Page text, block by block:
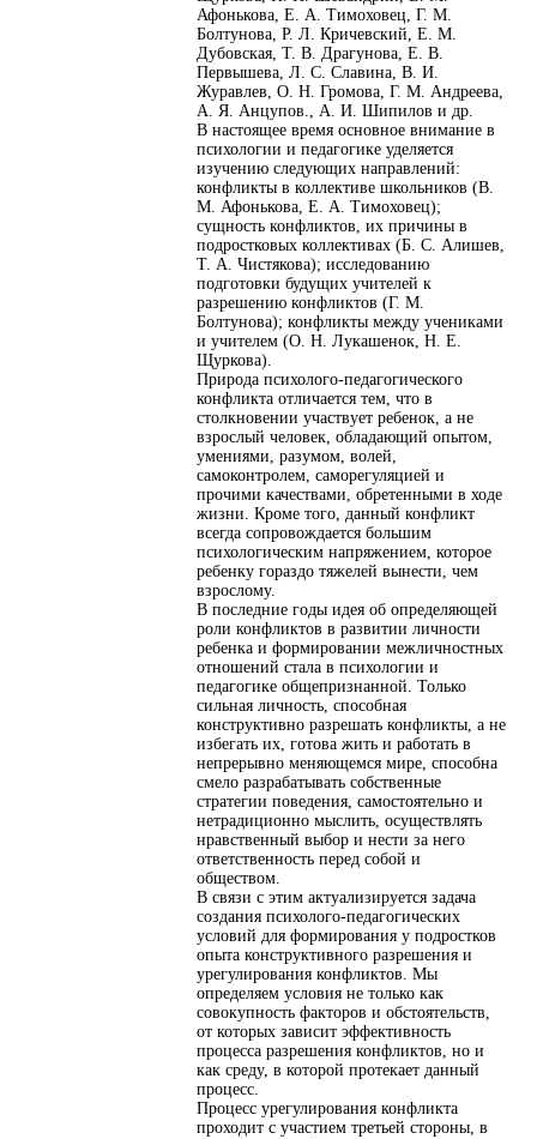
Афонькова, Е. А. Тимоховец, Г. М.
Болтунова, Р. Л. Кричевский, Е. М.
Дубовская, Т. В. Драгунова, Е. В.
Первышева, Л. С. Славина, В. И.
Журавлев, О. Н. Громова, Г. М. Андреева,
А. Я. Анцупов., А. И. Шипилов и др.
В настоящее время основное внимание в
психологии и педагогике уделяется
изучению следующих направлений:
конфликты в коллективе школьников (В.
М. Афонькова, Е. А. Тимоховец);
сущность конфликтов, их причины в
подростковых коллективах (Б. С. Алишев,
Т. А. Чистякова); исследованию
подготовки будущих учителей к
разрешению конфликтов (Г. М.
Болтунова); конфликты между учениками
и учителем (О. Н. Лукашенок, Н. Е.
Щуркова).
Природа психолого-педагогического
конфликта отличается тем, что в
столкновении участвует ребенок, а не
взрослый человек, обладающий опытом,
умениями, разумом, волей,
самоконтролем, саморегуляцией и
прочими качествами, обретенными в ходе
жизни. Кроме того, данный конфликт
всегда сопровождается большим
психологическим напряжением, которое
ребенку гораздо тяжелей вынести, чем
взрослому.
В последние годы идея об определяющей
роли конфликтов в развитии личности
ребенка и формировании межличностных
отношений стала в психологии и
педагогике общепризнанной. Только
сильная личность, способная
конструктивно разрешать конфликты, а не
избегать их, готова жить и работать в
непрерывно меняющемся мире, способна
смело разрабатывать собственные
стратегии поведения, самостоятельно и
нетрадиционно мыслить, осуществлять
нравственный выбор и нести за него
ответственность перед собой и
обществом.
В связи с этим актуализируется задача
создания психолого-педагогических
условий для формирования у подростков
опыта конструктивного разрешения и
урегулирования конфликтов. Мы
определяем условия не только как
совокупность факторов и обстоятельств,
от которых зависит эффективность
процесса разрешения конфликтов, но и
как среду, в которой протекает данный
процесс.
Процесс урегулирования конфликта
проходит с участием третьей стороны, в